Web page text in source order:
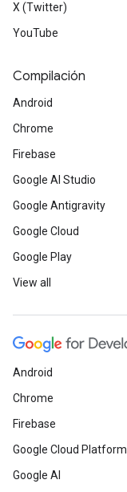
X (Twitter)
YouTube
Compilación
Android
Chrome
Firebase
Google AI Studio
Google Antigravity
Google Cloud
Google Play
View all
Android
Chrome
Firebase
Google Cloud Platform
Google AI